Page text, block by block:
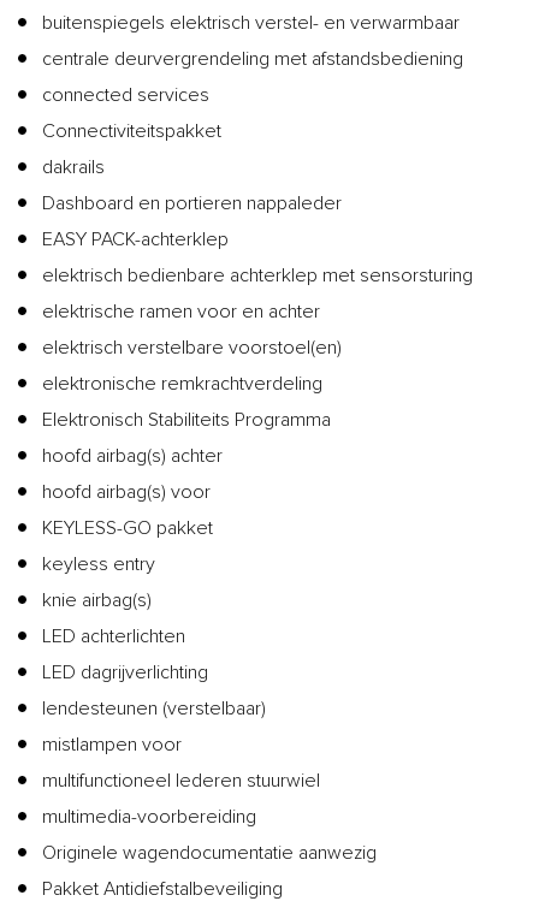
buitenspiegels elektrisch verstel- en verwarmbaar
centrale deurvergrendeling met afstandsbediening
connected services
Connectiviteitspakket
dakrails
Dashboard en portieren nappaleder
EASY PACK-achterklep
elektrisch bedienbare achterklep met sensorsturing
elektrische ramen voor en achter
elektrisch verstelbare voorstoel(en)
elektronische remkrachtverdeling
Elektronisch Stabiliteits Programma
hoofd airbag(s) achter
hoofd airbag(s) voor
KEYLESS-GO pakket
keyless entry
knie airbag(s)
LED achterlichten
LED dagrijverlichting
lendesteunen (verstelbaar)
mistlampen voor
multifunctioneel lederen stuurwiel
multimedia-voorbereiding
Originele wagendocumentatie aanwezig
Pakket Antidiefstalbeveiliging